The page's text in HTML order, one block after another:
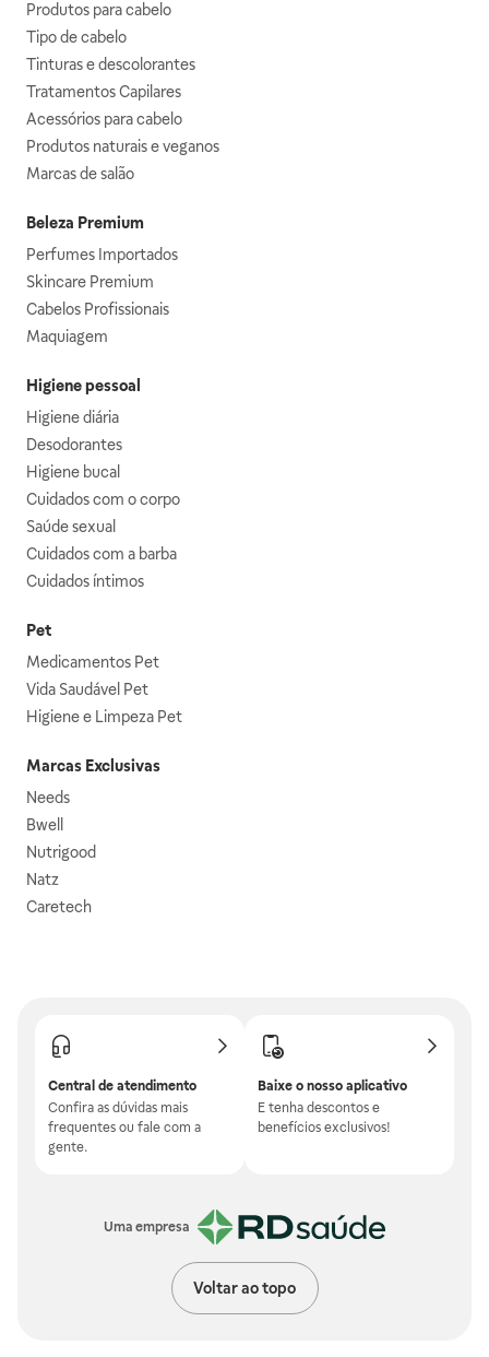
Produtos para cabelo
Tipo de cabelo
Tinturas e descolorantes
Tratamentos Capilares
Acessórios para cabelo
Produtos naturais e veganos
Marcas de salão
Beleza Premium
Perfumes Importados
Skincare Premium
Cabelos Profissionais
Maquiagem
Higiene pessoal
Higiene diária
Desodorantes
Higiene bucal
Cuidados com o corpo
Saúde sexual
Cuidados com a barba
Cuidados íntimos
Pet
Medicamentos Pet
Vida Saudável Pet
Higiene e Limpeza Pet
Marcas Exclusivas
Needs
Bwell
Nutrigood
Natz
Caretech
Central de atendimento
Confira as dúvidas mais
frequentes ou fale com a
gente.
Baixe o nosso aplicativo
E tenha descontos e
benefícios exclusivos!
Uma empresa
Voltar ao topo